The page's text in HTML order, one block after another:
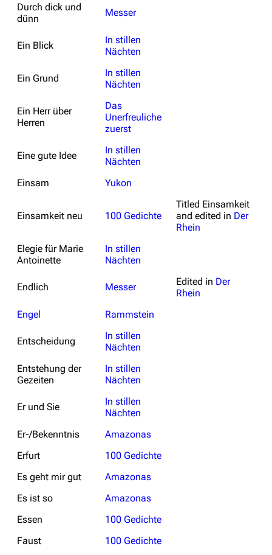
Durch dick und
dünn
Messer
Ein Blick
In stillen
Nächten
Ein Grund
In stillen
Nächten
Ein Herr über
Herren
Das
Unerfreuliche
zuerst
Eine gute Idee
In stillen
Nächten
Einsam
Yukon
Einsamkeit neu 100 Gedichte
Titled Einsamkeit
and edited in Der
Rhein
Elegie für Marie
Antoinette
In stillen
Nächten
Endlich Messer Edited in Der
Rhein
Engel
Rammstein
Entscheidung
In stillen
Nächten
Entstehung der
Gezeiten
In stillen
Nächten
Er und Sie
In stillen
Nächten
Er-/Bekenntnis
Amazonas
Erfurt
100 Gedichte
Es geht mir gut
Amazonas
Es ist so
Amazonas
Essen
100 Gedichte
Faust
100 Gedichte